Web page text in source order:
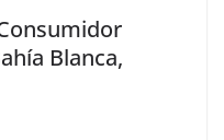
Blanca,